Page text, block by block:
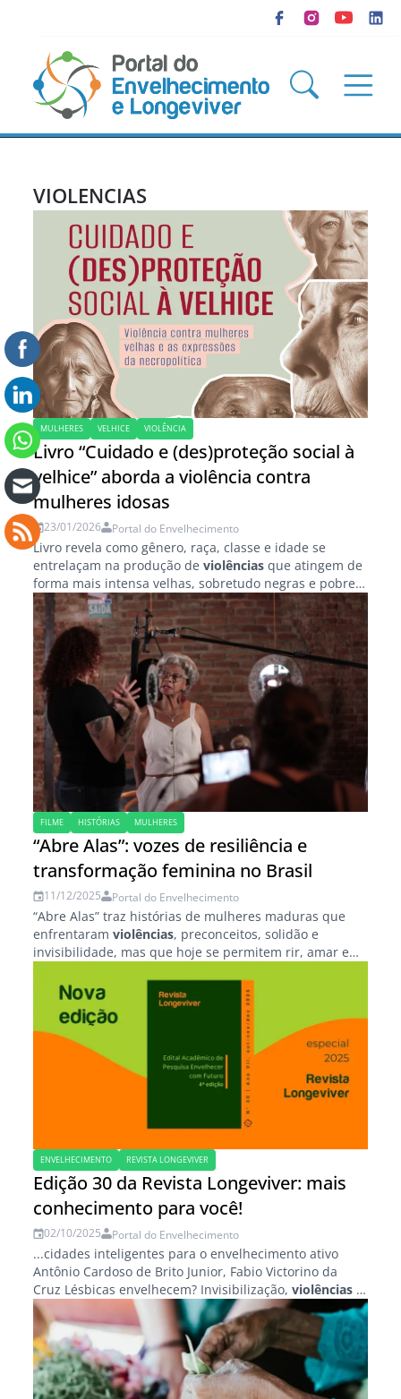
VIOLENCIAS
MULHERES VELHICE VIOLÊNCIA
Livro “Cuidado e (des)proteção social à
velhice” aborda a violência contra
mulheres idosas
23/01/2026 Portal do Envelhecimento
Livro revela como gênero, raça, classe e idade se
entrelaçam na produção deviolências que atingem de
forma mais intensa velhas, sobretudo negras e pobres.
A violência contra mulheres idosas,...
FILME HISTÓRIAS MULHERES
“Abre Alas”: vozes de resiliência e
transformação feminina no Brasil
11/12/2025 Portal do Envelhecimento
“Abre Alas” traz histórias de mulheres maduras que
enfrentaramviolências, preconceitos, solidão e
invisibilidade, mas que hoje se permitem rir, amar e
que...
ENVELHECIMENTO REVISTA LONGEVIVER
Edição 30 da Revista Longeviver: mais
conhecimento para você!
02/10/2025 Portal do Envelhecimento
...cidades inteligentes para o envelhecimento ativo
Antônio Cardoso de Brito Junior, Fabio Victorino da
Cruz Lésbicas envelhecem? Invisibilização,violências e
resistências na intersecção entre idadismo e
lesbofobia Sarah Ryanne Sukerman...